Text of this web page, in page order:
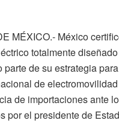
MÉXICO.- México
totalmente
parte de su estrategia
de
de importaciones ante
por el presidente de